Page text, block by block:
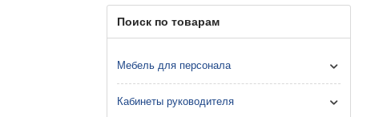
Поиск по товарам
Мебель для персонала
Кабинеты руководителя